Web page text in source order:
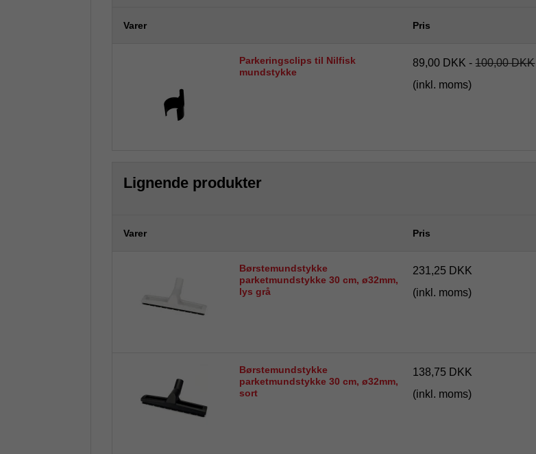
Varer Pris
Parkeringsclips til Nilfisk
mundstykke
89,00 DKK -100,00 DKK
(inkl. moms)
Lignende produkter
Varer Pris
Børstemundstykke
parketmundstykke 30 cm, ø32mm,
lys grå
231,25 DKK
(inkl. moms)
Børstemundstykke
parketmundstykke 30 cm, ø32mm,
sort
138,75 DKK
(inkl. moms)